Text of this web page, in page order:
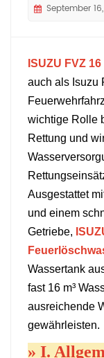
September
ISUZU FVZ
auch als Isuzu
wichtige Rolle
Rettung und
Ausgestattet
und einem
Getriebe,
Wassertank
fast 16 m³
ausreichende
gewährleisten.
» I.